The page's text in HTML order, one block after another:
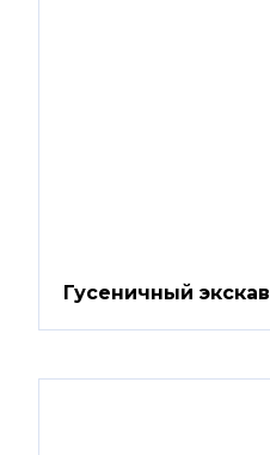
Гусеничный